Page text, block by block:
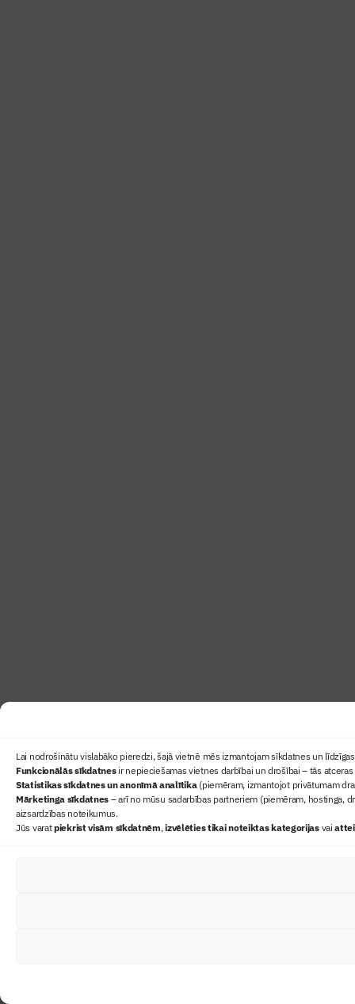
Lai nodrošinātu vislabāko pieredzi, šajā vietnē mēs izmantojam sīkdatnes un
Funkcionālās sīkdatnesir nepieciešamas vietnes darbībai un drošībai – tās
Statistikas sīkdatnes un anonīmā analītika(piemēram, izmantojot privātumam
Mārketinga sīkdatnes – arī no mūsu sadarbības partneriem (piemēram, hostinga,
aizsardzības noteikumus.
Jūs varatpiekrist visām sīkdatnēm,izvēlēties tikai noteiktas kategorijasvai